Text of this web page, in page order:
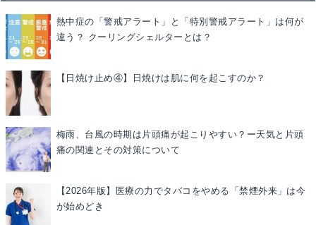
熱中症の「警戒アラート」と「特別警戒アラート」は何が
違う？ クーリングシェルターとは？
【日焼け止め④】日焼けは肌に何を起こすのか？
梅雨、台風の時期は片頭痛が起こりやすい？ー天気と片頭
痛の関連とその対策について
【2026年版】医療の力でタバコをやめる「禁煙外来」は今
が始めどき